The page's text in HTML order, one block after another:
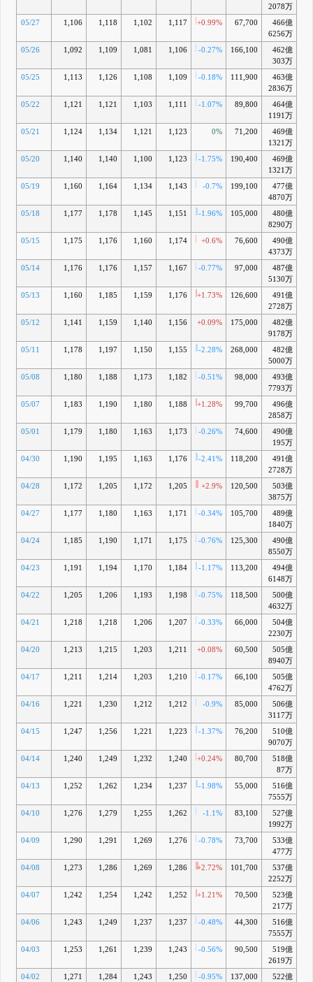
2078万
05/27
1,106 1,118 1,102 1,117 +0.99% 67,700
466億
6256万
05/26 1,092 1,109 1,081 1,106 -0.27% 166,100
462億
303万
05/25 1,113 1,126 1,108 1,109 -0.18% 111,900
463億
2836万
05/22 1,121 1,121 1,103 1,111 -1.07% 89,800
464億
1191万
05/21 1,124 1,134 1,121 1,123 0% 71,200
469億
1321万
05/20 1,140 1,140 1,100 1,123 -1.75% 190,400
469億
1321万
05/19 1,160 1,164 1,134 1,143 -0.7% 199,100
477億
4870万
05/18 1,177 1,178 1,145 1,151 -1.96% 105,000
480億
8290万
05/15 1,175 1,176 1,160 1,174 +0.6% 76,600
490億
4373万
05/14 1,176 1,176 1,157 1,167 -0.77% 97,000
487億
5130万
05/13 1,160 1,185 1,159 1,176 +1.73% 126,600
491億
2728万
05/12 1,141 1,159 1,140 1,156 +0.09% 175,000
482億
9178万
05/11 1,178 1,197 1,150 1,155 -2.28% 268,000
482億
5000万
05/08 1,180 1,188 1,173 1,182 -0.51% 98,000
493億
7793万
05/07 1,183 1,190 1,180 1,188 +1.28% 99,700
496億
2858万
05/01 1,179 1,180 1,163 1,173 -0.26% 74,600
490億
195万
04/30 1,190 1,195 1,163 1,176 -2.41% 118,200
491億
2728万
04/28 1,172 1,205 1,172 1,205 +2.9% 120,500
503億
3875万
04/27 1,177 1,180 1,163 1,171 -0.34% 105,700
489億
1840万
04/24 1,185 1,190 1,171 1,175 -0.76% 125,300
490億
8550万
04/23 1,191 1,194 1,170 1,184 -1.17% 113,200
494億
6148万
04/22 1,205 1,206 1,193 1,198 -0.75% 118,500
500億
4632万
04/21 1,218 1,218 1,206 1,207 -0.33% 66,000
504億
2230万
04/20 1,213 1,215 1,203 1,211 +0.08% 60,500
505億
8940万
04/17 1,211 1,214 1,203 1,210 -0.17% 66,100
505億
4762万
04/16 1,221 1,230 1,212 1,212 -0.9% 85,000
506億
3117万
04/15 1,247 1,256 1,221 1,223 -1.37% 76,200
510億
9070万
04/14 1,240 1,249 1,232 1,240 +0.24% 80,700
518億
87万
04/13 1,252 1,262 1,234 1,237 -1.98% 55,000
516億
7555万
04/10 1,276 1,279 1,255 1,262 -1.1% 83,100
527億
1992万
04/09 1,290 1,291 1,269 1,276 -0.78% 73,700
533億
477万
04/08 1,273 1,286 1,269 1,286 +2.72% 101,700
537億
2252万
04/07 1,242 1,254 1,242 1,252 +1.21% 70,500
523億
217万
04/06 1,243 1,249 1,237 1,237 -0.48% 44,300
516億
7555万
04/03 1,253 1,261 1,239 1,243 -0.56% 90,500
519億
2619万
04/02 1,271 1,284 1,243 1,250 -0.95% 137,000
522億